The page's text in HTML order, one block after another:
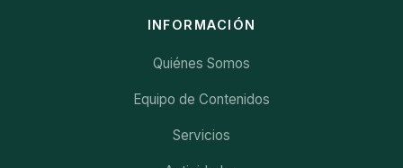
INFORMACIÓN
Quiénes Somos
Equipo de Contenidos
Servicios